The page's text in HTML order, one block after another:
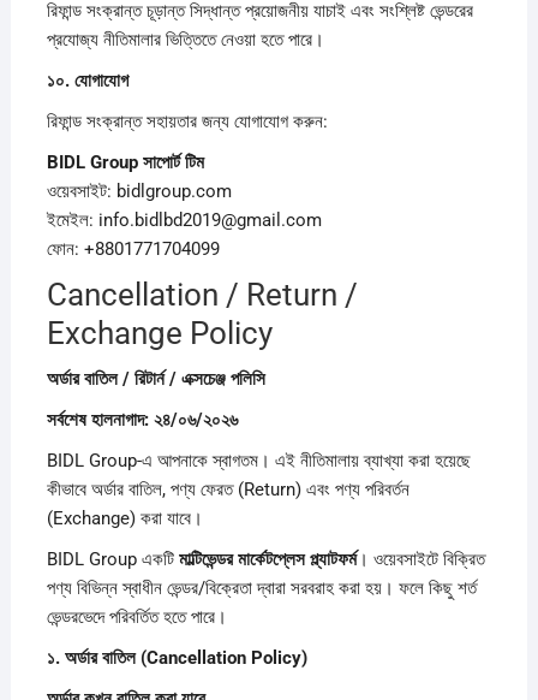
রিফান্ড সংক্রান্ত চূড়ান্ত সিদ্ধান্ত প্রয়োজনীয় যাচাই এবং সংশ্লিষ্ট ভেন্ডরের
প্রযোজ্য নীতিমালার ভিত্তিতে নেওয়া হতে পারে।
১০. যোগাযোগ
রিফান্ড সংক্রান্ত সহায়তার জন্য যোগাযোগ করুন:
BIDL Group সাপোর্টটিম
ওয়েবসাইট: bidlgroup.com
ইমেইল: info.bidlbd2019@gmail.com
ফোন: +8801771704099
Cancellation / Return /
Exchange Policy
অর্ডারবাতিল / রিটার্ন / এক্সচেঞ্জ পলিসি
সর্বশেষহালনাগাদ: ২৪/০৬/২০২৬
BIDL Group-এ আপনাকে স্বাগতম। এই নীতিমালায় ব্যাখ্যা করা হয়েছে
কীভাবে অর্ডার বাতিল, পণ্য ফেরত (Return) এবং পণ্য পরিবর্তন
(Exchange) করা যাবে।
BIDL Group একটি মাল্টিভেন্ডরমার্কেটপ্লেসপ্ল্যাটফর্ম। ওয়েবসাইটে বিক্রিত
পণ্য বিভিন্ন স্বাধীন ভেন্ডর/বিক্রেতা দ্বারা সরবরাহ করা হয়। ফলে কিছু শর্ত
ভেন্ডরভেদে পরিবর্তিত হতে পারে।
১. অর্ডারবাতিল (Cancellation Policy)